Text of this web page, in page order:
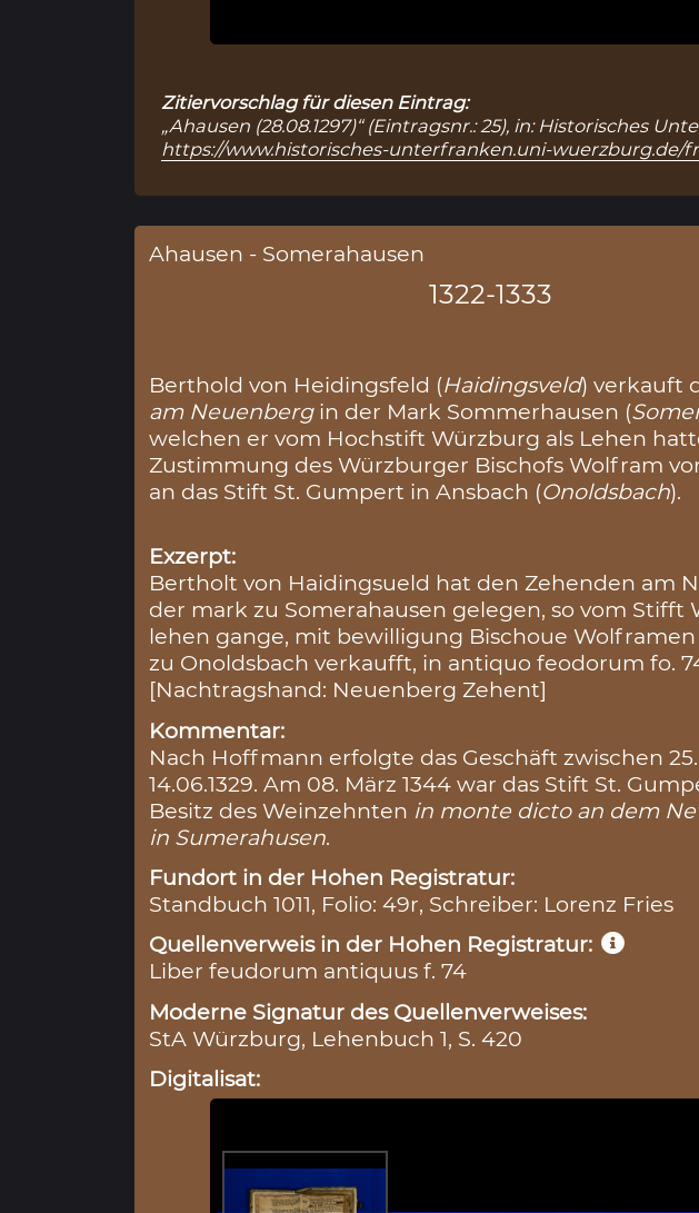
Zitiervorschlag für diesen Eintrag:
„Ahausen (28.08.1297)“ (Eintragsnr.: 25), in: Historisches
https://www.historisches-unterfranken.uni-wuerzburg.de/
Ahausen - Somerahausen
1322-1333
Berthold von Heidingsfeld (Haidingsveld) verkauft
am Neuenbergin der Mark Sommerhausen (
welchen er vom Hochstift Würzburg als Lehen
Zustimmung des Würzburger Bischofs Wolfram
an das Stift St. Gumpert in Ansbach (Onoldsbach).
Exzerpt:
Bertholt von Haidingsueld hat den Zehenden am
der mark zu Somerahausen gelegen, so vom Stifft
lehen gange, mit bewilligung Bischoue
zu Onoldsbach verkaufft, in antiquo feodorum fo.
[Nachtragshand: Neuenberg Zehent]
Kommentar:
Nach Hoffmann erfolgte das Geschäft zwischen
14.06.1329. Am 08. März 1344 war das Stift St.
Besitz des Weinzehnten in monte dicto an dem
in Sumerahusen.
Fundort in der Hohen Registratur:
Standbuch 1011, Folio: 49r, Schreiber: Lorenz Fries
Quellenverweis in der Hohen Registratur:
Liber feudorum antiquus f. 74
Moderne Signatur des Quellenverweises:
StA Würzburg, Lehenbuch 1, S. 420
Digitalisat: